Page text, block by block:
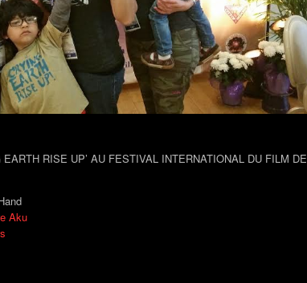
EARTH RISE UP’ AU FESTIVAL INTERNATIONAL DU FILM DE
Aku